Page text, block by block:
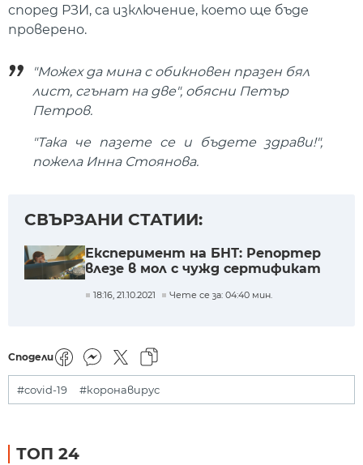
според РЗИ, са изключение, което ще бъде
проверено.
"Можех да мина с обикновен празен бял
лист, сгънат на две", обясни Петър
Петров.
"Така че пазете се и бъдете здрави!",
пожела Инна Стоянова.
СВЪРЗАНИ СТАТИИ:
Експеримент на БНТ: Репортер
влезе в мол с чужд сертификат
18:16, 21.10.2021 Чете се за: 04:40 мин.
Сподели
#covid-19 #коронавирус
ТОП 24